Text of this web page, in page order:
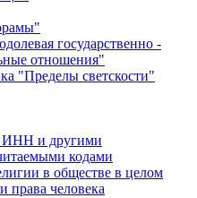
государственно -
отношения"
"Пределы светскости"
ИНН и другими
кодами
в обществе в целом
права человека